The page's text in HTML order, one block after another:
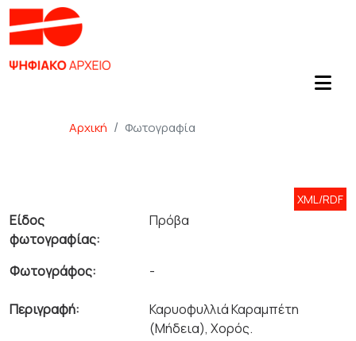
Αρχική Φωτογραφία
XML/RDF
Είδος
φωτογραφίας:
Πρόβα
Φωτογράφος: -
Περιγραφή:
Καρυοφυλλιά Καραμπέτη
(Μήδεια), Χορός.